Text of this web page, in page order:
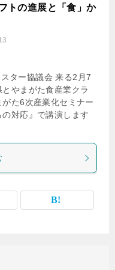
トの進展と「食」か
ター協議会 来る2月7
やまがた食産業クラ
た6次産業化セミナー
の対応』で講演します